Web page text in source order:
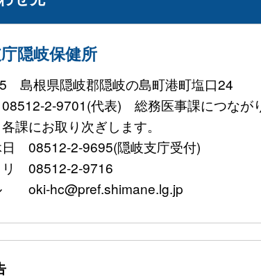
隠岐保健所
島根県隠岐郡隠岐の島町港町塩口24
2-9701(代表) 総務医事課につながり
課にお取り次ぎします。
日 08512-2-9695(隠岐支庁受付)
リ 08512-2-9716
oki-hc@pref.shimane.lg.jp